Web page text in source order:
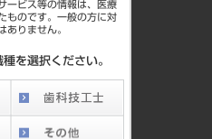
ービス等の情報は、医療
ものです。一般の方に対
ありません。
を選択ください。
ト